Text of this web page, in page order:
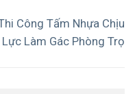
Công Tấm Nhựa Chịu
Lực Làm Gác Phòng Trọ